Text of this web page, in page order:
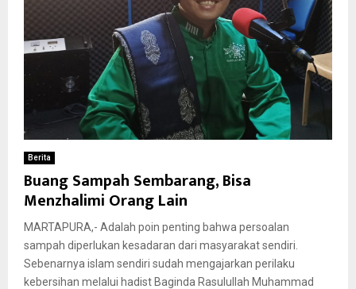
Berita
Buang Sampah Sembarang, Bisa
Menzhalimi Orang Lain
MARTAPURA,- Adalah poin penting bahwa persoalan
sampah diperlukan kesadaran dari masyarakat sendiri.
Sebenarnya islam sendiri sudah mengajarkan perilaku
kebersihan melalui hadist Baginda Rasulullah Muhammad